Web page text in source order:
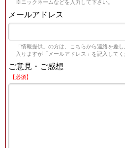
※ニックネームなどを入力して下さい。
メールアドレス
「情報提供」の方は、こちらから連絡を差
入りますが「メールアドレス」を記入して
ご意見・ご感想
【必須】